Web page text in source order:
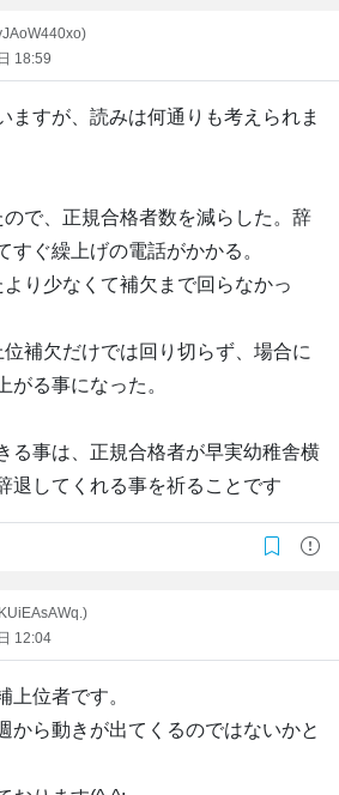
18:59
ますが、読みは何通りも考えられま
で、正規合格者数を減らした。辞
すぐ繰上げの電話がかかる。
り少なくて補欠まで回らなかっ
補欠だけでは回り切らず、場合に
がる事になった。
る事は、正規合格者が早実幼稚舎横
退してくれる事を祈ることです
12:04
上位者です。
から動きが出てくるのではないかと